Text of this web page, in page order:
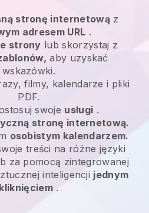
stronę internetowąz
adresem URL .
strony lub skorzystaj z
aby uzyskać
wskazówki.
filmy, kalendarze i pliki
PDF.
swoje usługi .
stronę internetową.
osobistym kalendarzem.
treści na różne języki
za pomocą zintegrowanej
inteligencji jednym
kliknięciem.